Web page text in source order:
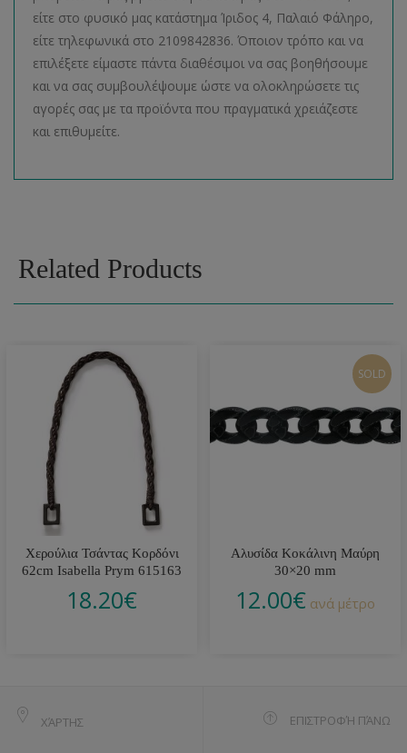
είτε στο φυσικό μας κατάστημα Ίριδος 4, Παλαιό Φάληρο,
είτε τηλεφωνικά στο 2109842836. Όποιον τρόπο και να
επιλέξετε είμαστε πάντα διαθέσιμοι να σας βοηθήσουμε
και να σας συμβουλέψουμε ώστε να ολοκληρώσετε τις
αγορές σας με τα προϊόντα που πραγματικά χρειάζεστε
και επιθυμείτε.
Related Products
Χερούλια Τσάντας Κορδόνι
62cm Isabella Prym 615163
18.20€
SOLD
Αλυσίδα Κοκάλινη Μαύρη
30×20 mm
12.00€ ανά μέτρο
ΧΆΡΤΗΣ ΕΠΙΣΤΡΟΦΉ ΠΆΝΩ